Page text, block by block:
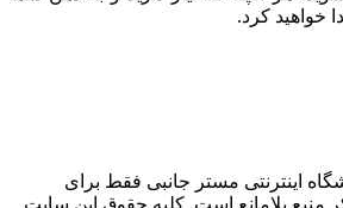
خواهید کرد.
اینترنتی مستر جانبی فقط برای
منبع بلامانع است. کلیه حقوق این سایت